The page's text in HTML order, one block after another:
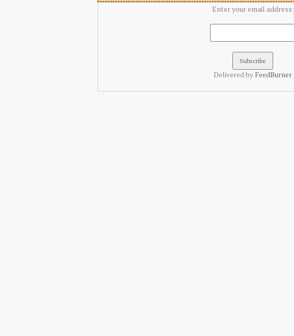
Enter your email address:
Delivered by FeedBurner